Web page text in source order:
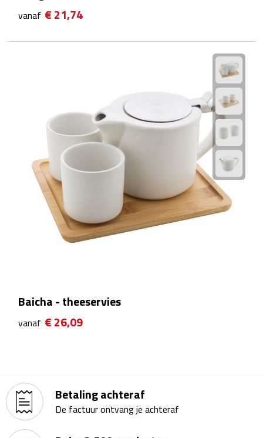
Plastic bekers
Drinkflessen
Opvouwbare drinkfles
Drinkflessen met karabijnhaak
Sportflessen
Thermosflessen
Bierglazen
Champagneglazen
vanaf € 21,74
Baicha - theeservies
vanaf € 26,09
Betaling achteraf
De factuur ontvang je achteraf